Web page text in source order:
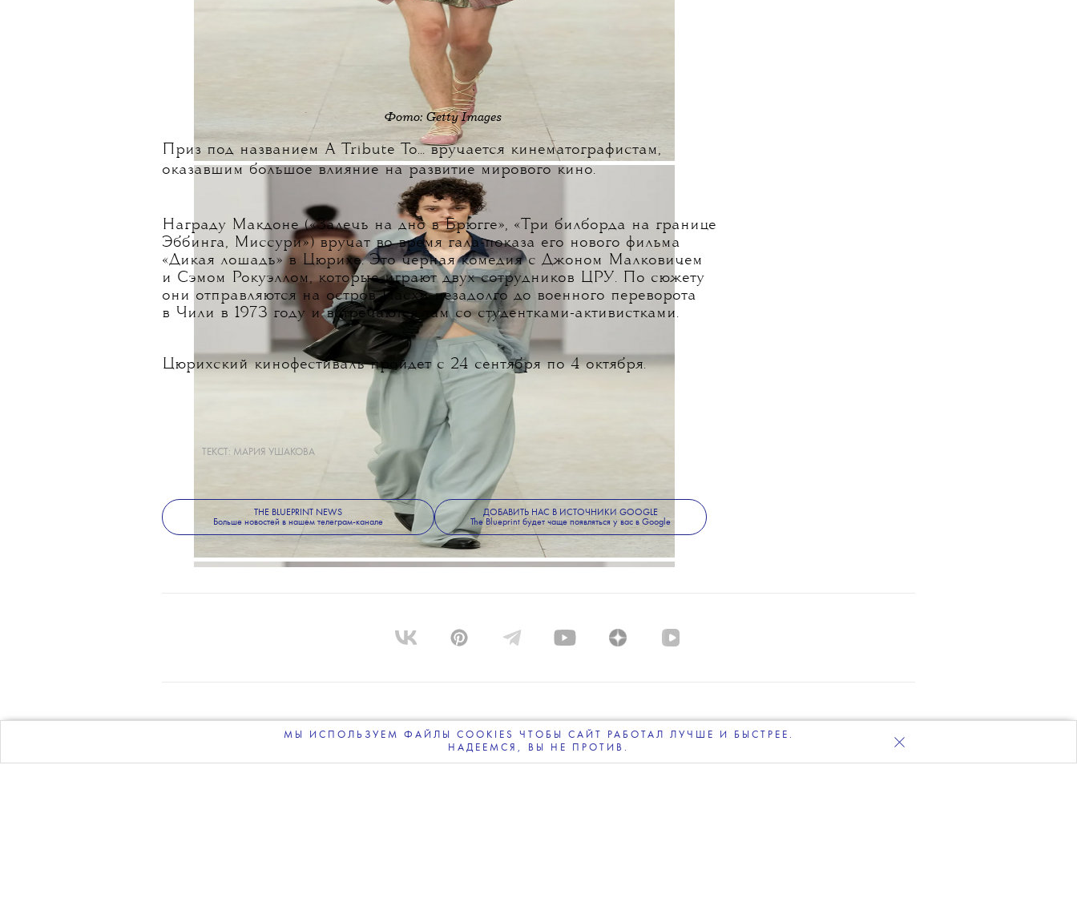
ПОДПИСЫВАЙТЕСЬ НА НАШУ ВЕЧЕРНЮЮ РАССЫЛКУ
Фото: Getty Images
Приз под названием A Tribute To... вручается кинематографистам,
оказавшим большое влияние на развитие мирового кино.
Награду Макдоне («Залечь на дно в Брюгге», «Три билборда на границе
Эббинга, Миссури») вручат во время гала-показа его нового фильма
«Дикая лошадь» в Цюрихе. Это черная комедия с Джоном Малковичем
и Сэмом Рокуэллом, которые играют двух сотрудников ЦРУ. По сюжету
они отправляются на остров Пасхи незадолго до военного переворота
в Чили в 1973 году и встречаются там со студентками-активистками.
Цюрихский кинофестиваль пройдет с 24 сентября по 4 октября.
ТЕКСТ: МАРИЯ УШАКОВА
THE BLUEPRINT NEWS
Больше новостей в нашем телеграм-канале
ДОБАВИТЬ НАС В ИСТОЧНИКИ GOOGLE
The Blueprint будет чаще появляться у вас в Google
МЫ ИСПОЛЬЗУЕМ ФАЙЛЫ COOKIES ЧТОБЫ САЙТ РАБОТАЛ ЛУЧШЕ И БЫСТРЕЕ.
НАДЕЕМСЯ, ВЫ НЕ ПРОТИВ.